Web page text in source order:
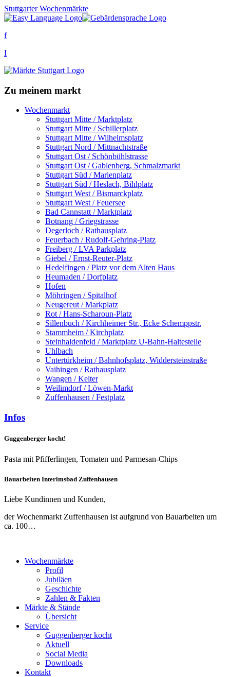
Stuttgarter Wochenmärkte
f
I
Zu meinem markt
Wochenmarkt
Stuttgart Mitte / Marktplatz
Stuttgart Mitte / Schillerplatz
Stuttgart Mitte / Wilhelmsplatz
Stuttgart Nord / Mittnachtstraße
Stuttgart Ost / Schönbühlstrasse
Stuttgart Ost / Gablenberg, Schmalzmarkt
Stuttgart Süd / Marienplatz
Stuttgart Süd / Heslach, Bihlplatz
Stuttgart West / Bismarckplatz
Stuttgart West / Feuersee
Bad Cannstatt / Marktplatz
Botnang / Griegstrasse
Degerloch / Rathausplatz
Feuerbach / Rudolf-Gehring-Platz
Freiberg / LVA Parkplatz
Giebel / Ernst-Reuter-Platz
Hedelfingen / Platz vor dem Alten Haus
Heumaden / Dorfplatz
Hofen
Möhringen / Spitalhof
Neugereut / Markplatz
Rot / Hans-Scharoun-Platz
Sillenbuch / Kirchheimer Str., Ecke Schemppstr.
Stammheim / Kirchplatz
Steinhaldenfeld / Marktplatz U-Bahn-Haltestelle
Uhlbach
Untertürkheim / Bahnhofsplatz, Widdersteinstraße
Vaihingen / Rathausplatz
Wangen / Kelter
Weilimdorf / Löwen-Markt
Zuffenhausen / Festplatz
Infos
Guggenberger kocht!
Pasta mit Pfifferlingen, Tomaten und Parmesan-Chips
Bauarbeiten Interimsbad Zuffenhausen
Liebe Kundinnen und Kunden,
der Wochenmarkt Zuffenhausen ist aufgrund von Bauarbeiten um
ca. 100…
Wochenmärkte
Profil
Jubiläen
Geschichte
Zahlen & Fakten
Märkte & Stände
Übersicht
Service
Guggenberger kocht
Aktuell
Social Media
Downloads
Kontakt